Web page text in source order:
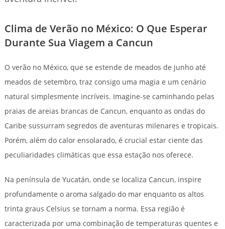
Clima de Verão no México: O Que Esperar
Durante Sua Viagem a Cancun
O verão no México, que se estende de meados de junho até
meados de setembro, traz consigo uma magia e um cenário
natural simplesmente incríveis. Imagine-se caminhando pelas
praias de areias brancas de Cancun, enquanto as ondas do
Caribe sussurram segredos de aventuras milenares e tropicais.
Porém, além do calor ensolarado, é crucial estar ciente das
peculiaridades climáticas que essa estação nos oferece.
Na península de Yucatán, onde se localiza Cancun, inspire
profundamente o aroma salgado do mar enquanto os altos
trinta graus Celsius se tornam a norma. Essa região é
caracterizada por uma combinação de temperaturas quentes e